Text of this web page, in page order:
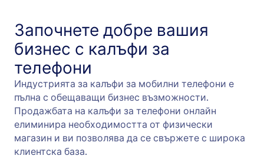
Започнете добре вашия
бизнес с калъфи за
телефони
Индустрията за калъфи за мобилни телефони е
пълна с обещаващи бизнес възможности.
Продажбата на калъфи за телефони онлайн
елиминира необходимостта от физически
магазин и ви позволява да се свържете с широка
клиентска база.